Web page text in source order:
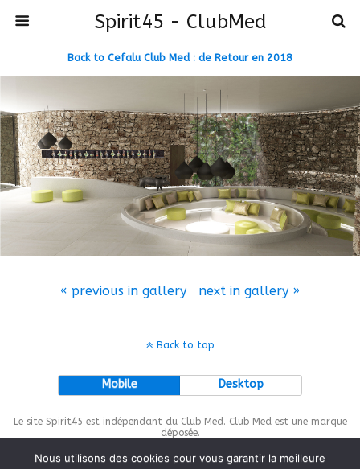
Spirit45 - ClubMed
Back to Cefalu Club Med : de Retour en 2018
« previous in gallery next in gallery »
Back to top
Mobile Desktop
Le site Spirit45 est indépendant du Club Med. Club Med est une marque
déposée.
Nous utilisons des cookies pour vous garantir la meilleure